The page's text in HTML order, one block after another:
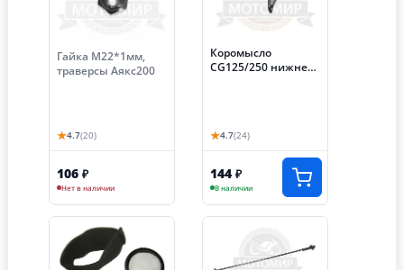
Гайка М22*1мм,
траверсы Аякс200
★4.7(20)
106 ₽
Нет в наличии
Коромысло
CG125/250 нижнее
★4.7(24)
144 ₽
В наличии